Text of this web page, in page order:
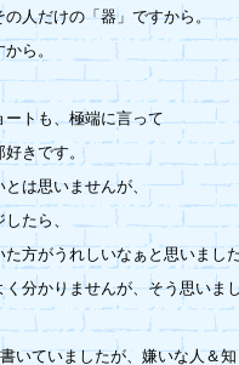
人だけの「器」ですから。
ら。
トも、極端に言って
好きです。
は思いませんが、
たら、
方がうれしいなぁと思いまし
分かりませんが、そう思いま
いていましたが、嫌いな人＆